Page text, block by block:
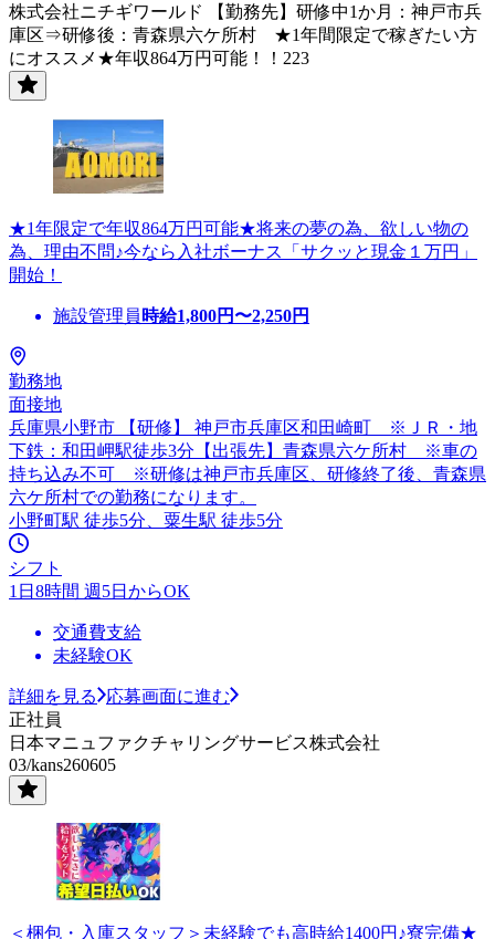
株式会社ニチギワールド 【勤務先】研修中1か月：神戸市兵
庫区⇒研修後：青森県六ケ所村 ★1年間限定で稼ぎたい方
にオススメ★年収864万円可能！！223
★1年限定で年収864万円可能★将来の夢の為、欲しい物の
為、理由不問♪今なら入社ボーナス「サクッと現金１万円」
開始！
施設管理員 時給1,800円〜2,250円
勤務地
面接地
兵庫県小野市 【研修】 神戸市兵庫区和田崎町 ※ＪＲ・地
下鉄：和田岬駅徒歩3分【出張先】青森県六ケ所村 ※車の
持ち込み不可 ※研修は神戸市兵庫区、研修終了後、青森県
六ケ所村での勤務になります。
小野町駅 徒歩5分、粟生駅 徒歩5分
シフト
1日8時間 週5日からOK
交通費支給
未経験OK
詳細を見る
応募画面に進む
正社員
日本マニュファクチャリングサービス株式会社
03/kans260605
＜梱包・入庫スタッフ＞未経験でも高時給1400円♪寮完備★